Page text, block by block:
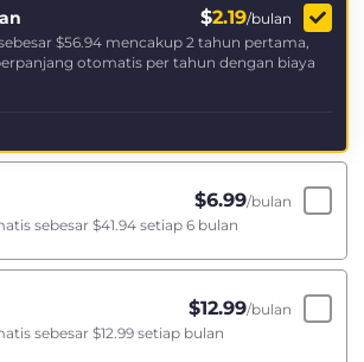
$2.19/bulan
$56.94 mencakup 2 tahun pertama,
otomatis per tahun dengan biaya
$6.99/bulan
sebesar $41.94 setiap 6 bulan
$12.99/bulan
sebesar $12.99 setiap bulan